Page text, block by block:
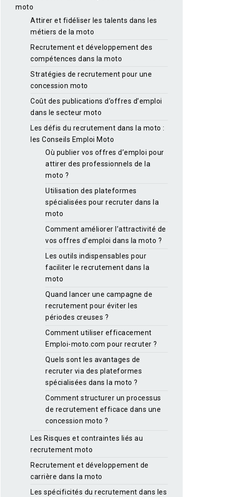
moto
Attirer et fidéliser les talents dans les
métiers de la moto
Recrutement et développement des
compétences dans la moto
Stratégies de recrutement pour une
concession moto
Coût des publications d’offres d’emploi
dans le secteur moto
Les défis du recrutement dans la moto :
les Conseils Emploi Moto
Où publier vos offres d’emploi pour
attirer des professionnels de la
moto ?
Utilisation des plateformes
spécialisées pour recruter dans la
moto
Comment améliorer l’attractivité de
vos offres d’emploi dans la moto ?
Les outils indispensables pour
faciliter le recrutement dans la
moto
Quand lancer une campagne de
recrutement pour éviter les
périodes creuses ?
Comment utiliser efficacement
Emploi-moto.com pour recruter ?
Quels sont les avantages de
recruter via des plateformes
spécialisées dans la moto ?
Comment structurer un processus
de recrutement efficace dans une
concession moto ?
Les Risques et contraintes liés au
recrutement moto
Recrutement et développement de
carrière dans la moto
Les spécificités du recrutement dans les